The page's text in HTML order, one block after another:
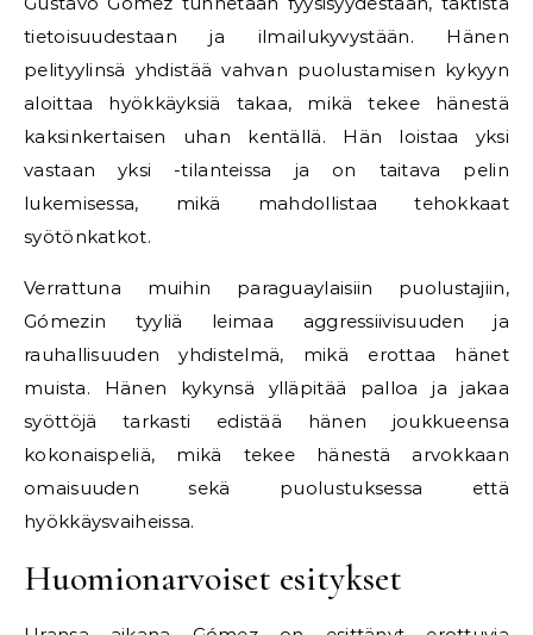
tietoisuudestaan ja ilmailukyvystään. Hänen
pelityylinsä yhdistää vahvan puolustamisen kykyyn
aloittaa hyökkäyksiä takaa, mikä tekee hänestä
kaksinkertaisen uhan kentällä. Hän loistaa yksi
vastaan yksi -tilanteissa ja on taitava pelin
lukemisessa, mikä mahdollistaa tehokkaat
syötönkatkot.
Verrattuna muihin paraguaylaisiin puolustajiin,
Gómezin tyyliä leimaa aggressiivisuuden ja
rauhallisuuden yhdistelmä, mikä erottaa hänet
muista. Hänen kykynsä ylläpitää palloa ja jakaa
syöttöjä tarkasti edistää hänen joukkueensa
kokonaispeliä, mikä tekee hänestä arvokkaan
omaisuuden sekä puolustuksessa että
hyökkäysvaiheissa.
Huomionarvoiset esitykset